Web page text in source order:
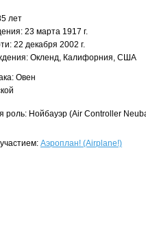
лет
23 марта 1917 г.
22 декабря 2002 г.
Окленд, Калифорния, США
Овен
роль: Нойбауэр (Air Controller
Аэроплан! (Airplane!)